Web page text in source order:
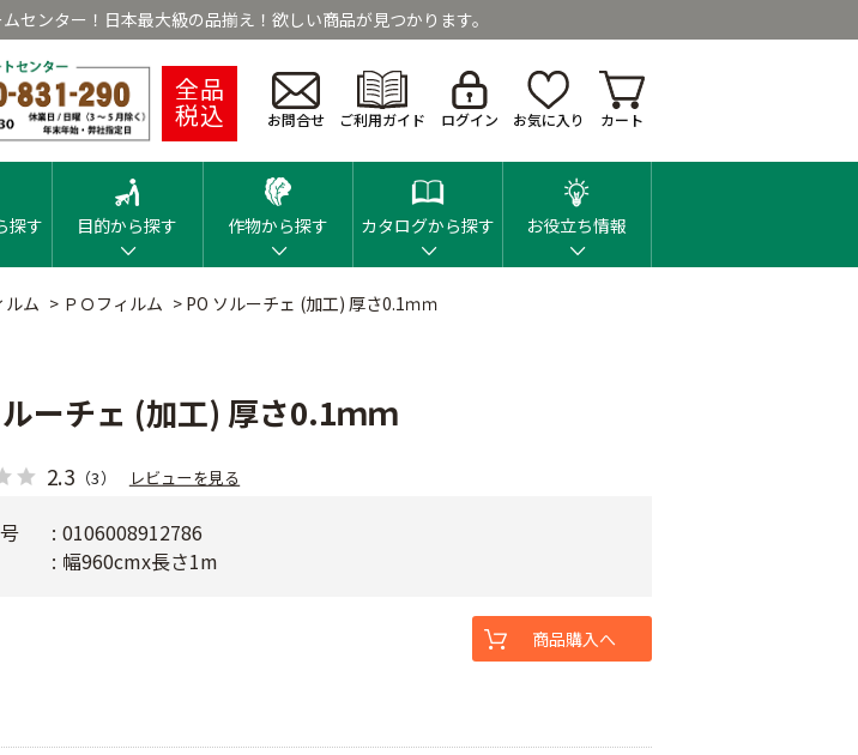
センター！日本最大級の品揃え！欲しい商品が見つかります。
全品
税込 お問合せ ご利用ガイド ログイン お気に入り カート
探す 目的から探す 作物から探す カタログから探す お役立ち情報
ルム > ＰＯフィルム > PO ソルーチェ (加工) 厚さ0.1ｍｍ
ーチェ (加工) 厚さ0.1ｍｍ
2.3 （3） レビューを見る
0106008912786
幅960cmx長さ1m
商品購入へ